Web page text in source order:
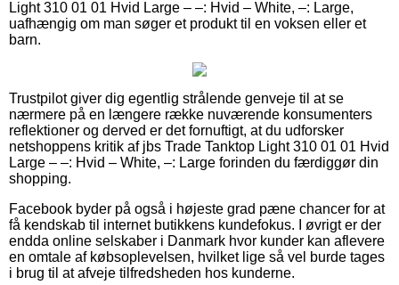
Light 310 01 01 Hvid Large – –: Hvid – White, –: Large,
uafhængig om man søger et produkt til en voksen eller et
barn.
Trustpilot giver dig egentlig strålende genveje til at se
nærmere på en længere række nuværende konsumenters
reflektioner og derved er det fornuftigt, at du udforsker
netshoppens kritik af jbs Trade Tanktop Light 310 01 01 Hvid
Large – –: Hvid – White, –: Large forinden du færdiggør din
shopping.
Facebook byder på også i højeste grad pæne chancer for at
få kendskab til internet butikkens kundefokus. I øvrigt er der
endda online selskaber i Danmark hvor kunder kan aflevere
en omtale af købsoplevelsen, hvilket lige så vel burde tages
i brug til at afveje tilfredsheden hos kunderne.